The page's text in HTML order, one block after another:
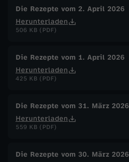
Die Rezepte vom 2. April 2026
Herunterladen
506 KB (PDF)
Die Rezepte vom 1. April 2026
Herunterladen
425 KB (PDF)
Die Rezepte vom 31. März 2026
Herunterladen
559 KB (PDF)
Die Rezepte vom 30. März 2026